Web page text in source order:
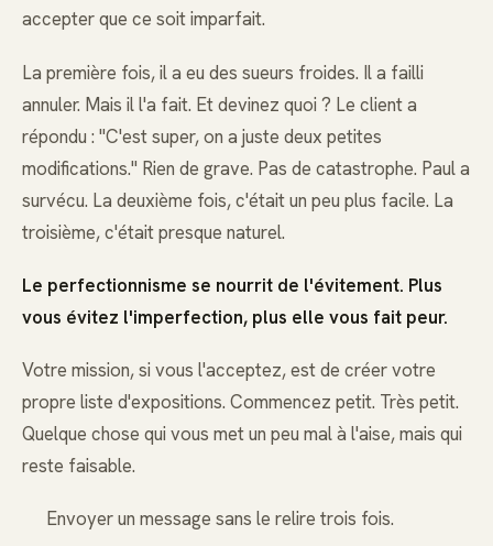
accepter que ce soit imparfait.
La première fois, il a eu des sueurs froides. Il a failli
annuler. Mais il l'a fait. Et devinez quoi ? Le client a
répondu : "C'est super, on a juste deux petites
modifications." Rien de grave. Pas de catastrophe. Paul a
survécu. La deuxième fois, c'était un peu plus facile. La
troisième, c'était presque naturel.
Le perfectionnisme se nourrit de l'évitement. Plus
vous évitez l'imperfection, plus elle vous fait peur.
Votre mission, si vous l'acceptez, est de créer votre
propre liste d'expositions. Commencez petit. Très petit.
Quelque chose qui vous met un peu mal à l'aise, mais qui
reste faisable.
Envoyer un message sans le relire trois fois.